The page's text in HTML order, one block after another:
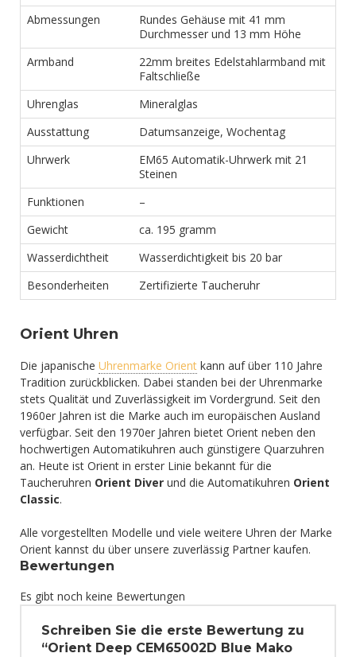
Abmessungen
Rundes Gehäuse mit 41 mm
Durchmesser und 13 mm Höhe
Armband
22mm breites Edelstahlarmband mit
Faltschließe
Uhrenglas
Mineralglas
Ausstattung
Datumsanzeige, Wochentag
Uhrwerk
EM65 Automatik-Uhrwerk mit 21
Steinen
Funktionen
–
Gewicht
ca. 195 gramm
Wasserdichtheit
Wasserdichtigkeit bis 20 bar
Besonderheiten
Zertifizierte Taucheruhr
Orient Uhren
Die japanische Uhrenmarke Orient kann auf über 110 Jahre
Tradition zurückblicken. Dabei standen bei der Uhrenmarke
stets Qualität und Zuverlässigkeit im Vordergrund. Seit den
1960er Jahren ist die Marke auch im europäischen Ausland
verfügbar. Seit den 1970er Jahren bietet Orient neben den
hochwertigen Automatikuhren auch günstigere Quarzuhren
an. Heute ist Orient in erster Linie bekannt für die
Taucheruhren Orient Diver und die Automatikuhren Orient
Classic.
Alle vorgestellten Modelle und viele weitere Uhren der Marke
Orient kannst du über unsere zuverlässig Partner kaufen.
Bewertungen
Es gibt noch keine Bewertungen
Schreiben Sie die erste Bewertung zu
“Orient Deep CEM65002D Blue Mako